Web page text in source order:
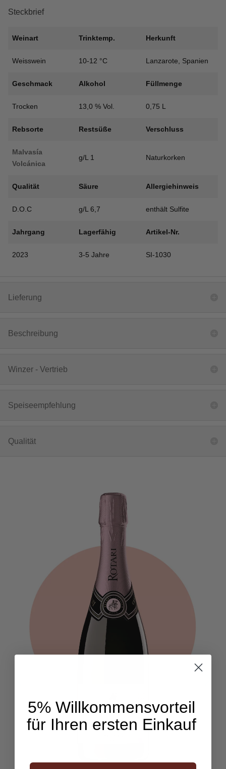
Steckbrief
Weinart Trinktemp. Herkunft
Weisswein 10-12 °C Lanzarote, Spanien
Geschmack Alkohol Füllmenge
Trocken 13,0 % Vol. 0,75 L
Rebsorte Restsüße Verschluss
Malvasía
Volcánica
g/L 1 Naturkorken
Qualität Säure Allergiehinweis
D.O.C g/L 6,7 enthält Sulfite
Jahrgang Lagerfähig Artikel-Nr.
2023 3-5 Jahre SI-1030
Lieferung
Beschreibung
Winzer - Vertrieb
Speiseempfehlung
Qualität
5% Willkommensvorteil
für Ihren ersten Einkauf